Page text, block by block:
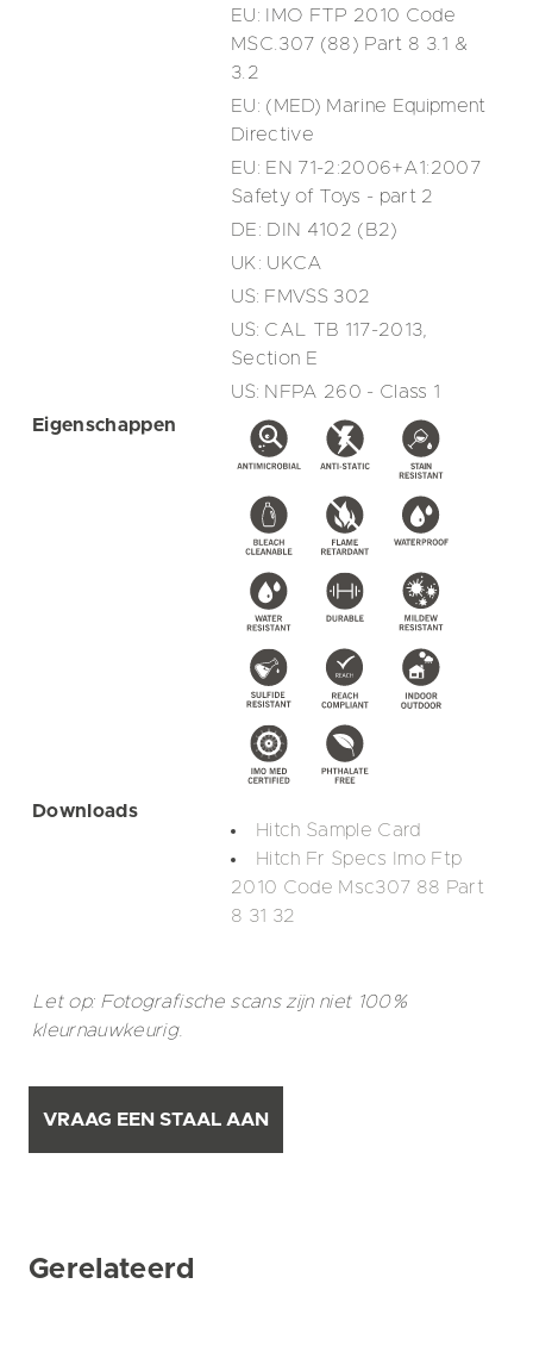
EU: IMO FTP 2010 Code
MSC.307 (88) Part 8 3.1 &
3.2
EU: (MED) Marine Equipment
Directive
EU: EN 71-2:2006+A1:2007
Safety of Toys - part 2
DE: DIN 4102 (B2)
UK: UKCA
US: FMVSS 302
US: CAL TB 117-2013,
Section E
US: NFPA 260 - Class 1
Eigenschappen
Downloads
Hitch Sample Card
Hitch Fr Specs Imo Ftp
2010 Code Msc307 88 Part
8 31 32
Let op: Fotografische scans zijn niet 100%
kleurnauwkeurig.
VRAAG EEN STAAL AAN
Gerelateerd